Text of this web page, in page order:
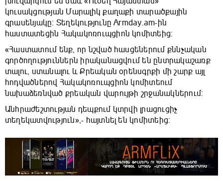
կուսակցության Մարալիկ քաղաքի տարածքային
գրասենյակը։ Տեղեկությունը Armday.am-ին
հաստատեցին Հակակոռուպցիոն կոմիտեից:
«Հաստատում ենք, որ նշված հասցեներում քննչական
գործողություններն իրականացվում են ընտրակաշառք
տալու, ստանալու և Քրեական օրենսգրքի մի շարք այլ
հոդվածներով Հակակոռուպցիոն կոմիտեում
նախաձեռնված քրեական վարույթի շրջանակներում։
Անհրաժեշտության դեպքում կտրվի լրացուցիչ
տեղեկատվություն»,- հայտնել են կոմիտեից: